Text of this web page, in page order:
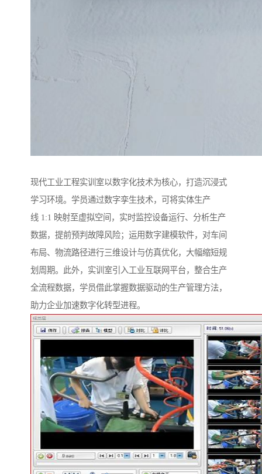
现代工业工程实训室以数字化技术为核心，打造沉浸式
学习环境。学员通过数字孪生技术，可将实体生产
线 1:1 映射至虚拟空间，实时监控设备运行、分析生产
数据，提前预判故障风险；运用数字建模软件，对车间
布局、物流路径进行三维设计与仿真优化，大幅缩短规
划周期。此外，实训室引入工业互联网平台，整合生产
全流程数据，学员借此掌握数据驱动的生产管理方法，
助力企业加速数字化转型进程。